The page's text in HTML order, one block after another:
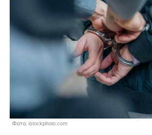
Фото: istockphoto.com